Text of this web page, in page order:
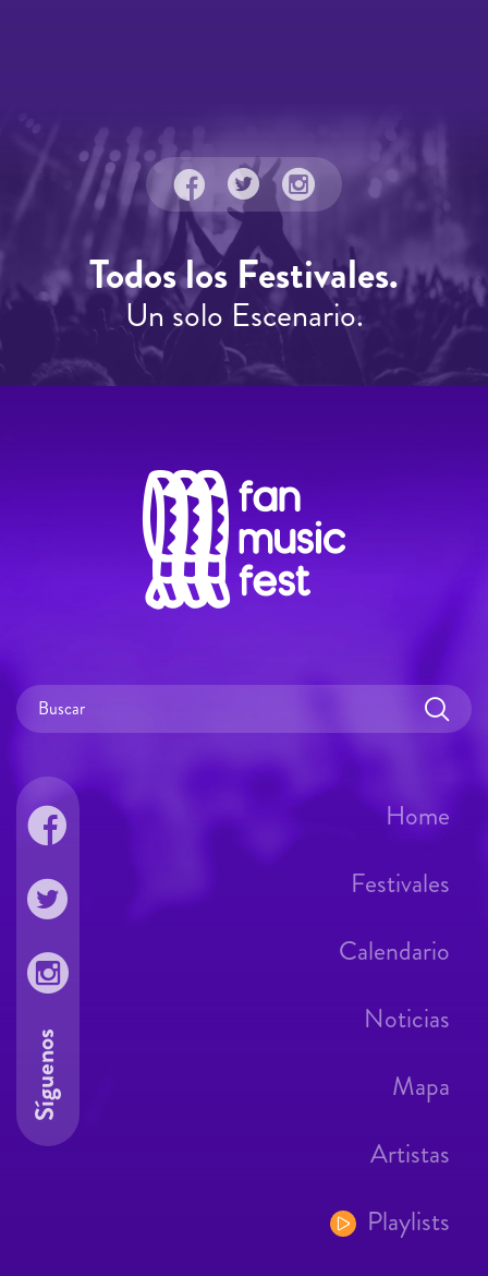
Todos los Festivales.
Un solo Escenario.
Home
Festivales
Calendario
Noticias
Mapa
Artistas
Playlists
Síguenos